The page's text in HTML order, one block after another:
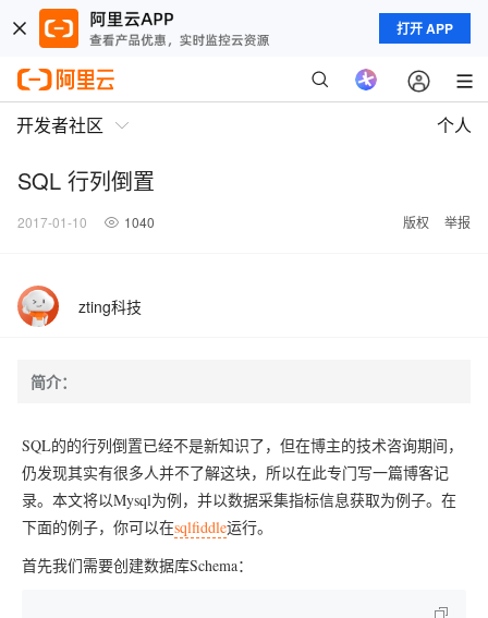
打开 APP
开发者社区 个人
SQL 行列倒置
2017-01-10 1040 版权 举报
zting科技
简介：
SQL的的行列倒置已经不是新知识了，但在博主的技术咨询期间，
仍发现其实有很多人并不了解这块，所以在此专门写一篇博客记
录。本文将以Mysql为例，并以数据采集指标信息获取为例子。在
下面的例子，你可以在sqlfiddle运行。
首先我们需要创建数据库Schema：